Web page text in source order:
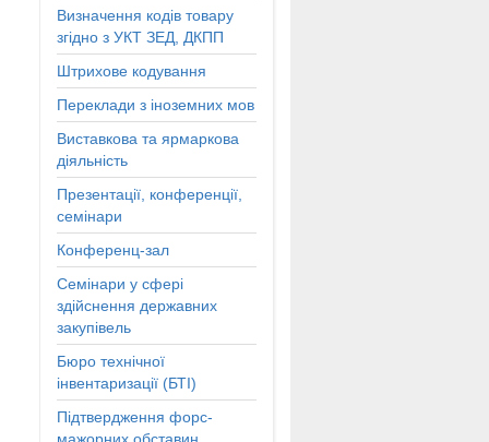
Визначення кодів товару
згідно з УКТ ЗЕД, ДКПП
Штрихове кодування
Переклади з іноземних мов
Виставкова та ярмаркова
діяльність
Презентації, конференції,
семінари
Конференц-зал
Семінари у сфері
здійснення державних
закупівель
Бюро технічної
інвентаризації (БТІ)
Підтвердження форс-
мажорних обставин